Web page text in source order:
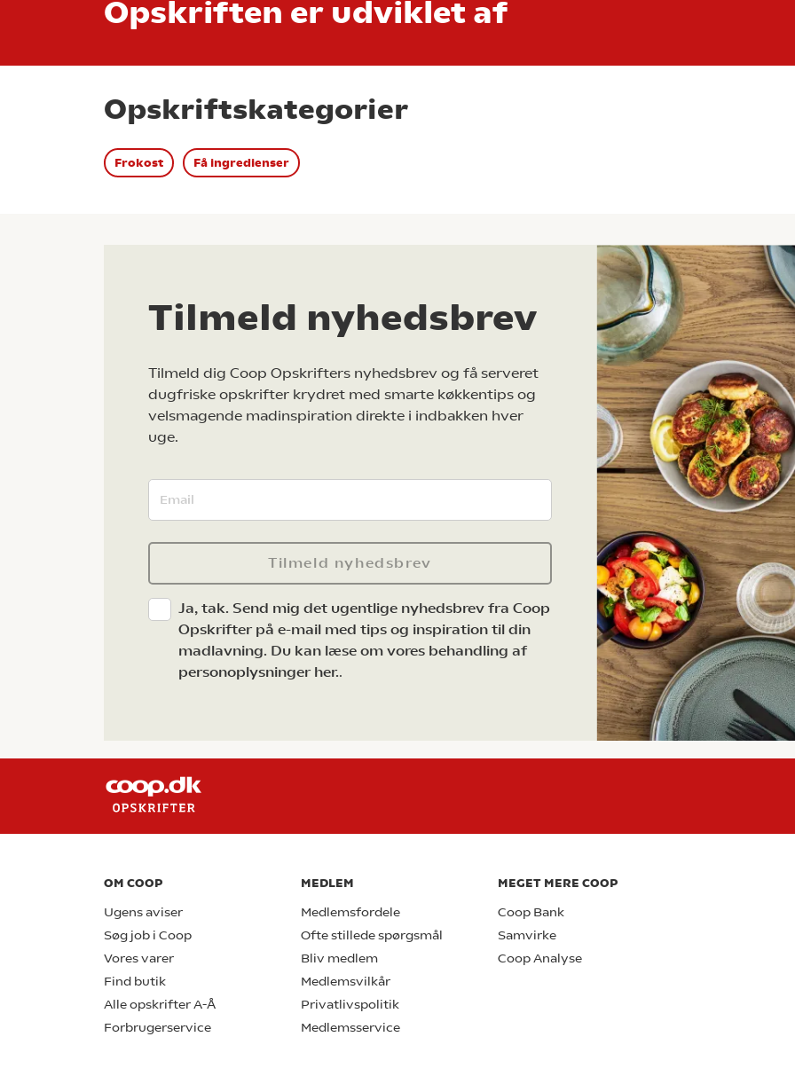
Opskriften er udviklet af
Opskriftskategorier
Frokost Få ingredienser
Tilmeld nyhedsbrev
Tilmeld dig Coop Opskrifters nyhedsbrev og få serveret
dugfriske opskrifter krydret med smarte køkkentips og
velsmagende madinspiration direkte i indbakken hver
uge.
Tilmeld nyhedsbrev
Ja, tak. Send mig det ugentlige nyhedsbrev fra Coop
Opskrifter på e-mail med tips og inspiration til din
madlavning. Du kan læse om vores behandling af
personoplysninger her..
OM COOP
Ugens aviser
Søg job i Coop
Vores varer
Find butik
Alle opskrifter A-Å
Forbrugerservice
MEDLEM
Medlemsfordele
Ofte stillede spørgsmål
Bliv medlem
Medlemsvilkår
Privatlivspolitik
Medlemsservice
MEGET MERE COOP
Coop Bank
Samvirke
Coop Analyse